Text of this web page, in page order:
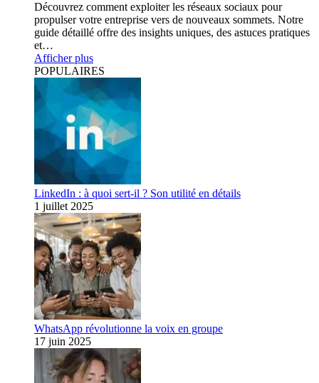
Découvrez comment exploiter les réseaux sociaux pour
propulser votre entreprise vers de nouveaux sommets. Notre
guide détaillé offre des insights uniques, des astuces pratiques
et…
Afficher plus
POPULAIRES
LinkedIn : à quoi sert-il ? Son utilité en détails
1 juillet 2025
WhatsApp révolutionne la voix en groupe
17 juin 2025